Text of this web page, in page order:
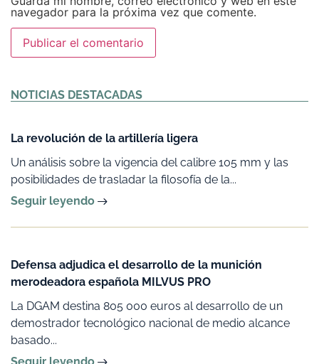
navegador para la próxima vez que comente.
NOTICIAS DESTACADAS
La revolución de la artillería ligera
Un análisis sobre la vigencia del calibre 105 mm y las
posibilidades de trasladar la filosofía de la...
Seguir leyendo
Defensa adjudica el desarrollo de la munición
merodeadora española MILVUS PRO
La DGAM destina 805 000 euros al desarrollo de un
demostrador tecnológico nacional de medio alcance
basado...